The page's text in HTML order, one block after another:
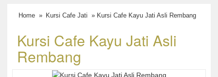
Home » Kursi Cafe Jati » Kursi Cafe Kayu Jati Asli Rembang
Kursi Cafe Kayu Jati Asli
Rembang